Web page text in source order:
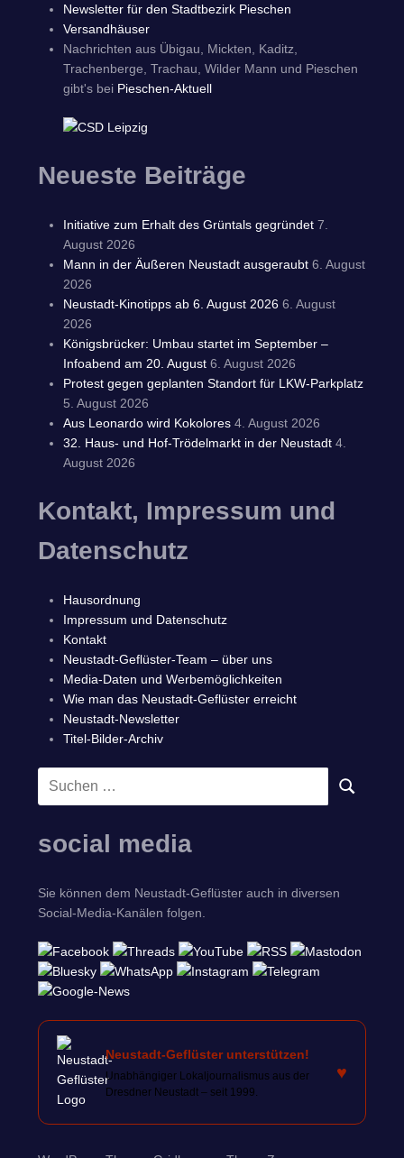
Newsletter für den Stadtbezirk Pieschen
Versandhäuser
Nachrichten aus Übigau, Mickten, Kaditz,
Trachenberge, Trachau, Wilder Mann und Pieschen
gibt's bei Pieschen-Aktuell
Neueste Beiträge
Initiative zum Erhalt des Grüntals gegründet 7.
August 2026
Mann in der Äußeren Neustadt ausgeraubt 6. August
2026
Neustadt-Kinotipps ab 6. August 2026 6. August
2026
Königsbrücker: Umbau startet im September –
Infoabend am 20. August 6. August 2026
Protest gegen geplanten Standort für LKW-Parkplatz
5. August 2026
Aus Leonardo wird Kokolores 4. August 2026
32. Haus- und Hof-Trödelmarkt in der Neustadt 4.
August 2026
Kontakt, Impressum und
Datenschutz
Hausordnung
Impressum und Datenschutz
Kontakt
Neustadt-Geflüster-Team – über uns
Media-Daten und Werbemöglichkeiten
Wie man das Neustadt-Geflüster erreicht
Neustadt-Newsletter
Titel-Bilder-Archiv
Suchen
SUCHEN
social media
Sie können dem Neustadt-Geflüster auch in diversen
Social-Media-Kanälen folgen.
Neustadt-Geflüster unterstützen!
Unabhängiger Lokaljournalismus aus der
Dresdner Neustadt – seit 1999.
♥